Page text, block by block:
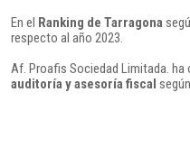
En el Ranking de Tarragona
respecto al año 2023.
Af. Proafis Sociedad Limitada. ha
auditoría y asesoría fiscal